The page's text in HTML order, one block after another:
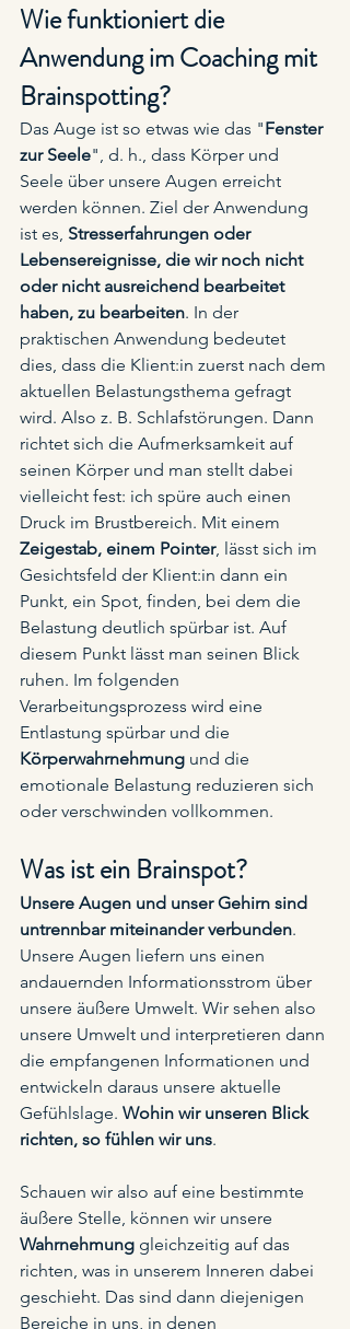
Wie funktioniert die
Anwendung im Coaching mit
Brainspotting?
Das Auge ist so etwas wie das "Fenster
zur Seele", d. h., dass Körper und
Seele über unsere Augen erreicht
werden können. Ziel der Anwendung
ist es, Stresserfahrungen oder
Lebensereignisse, die wir noch nicht
oder nicht ausreichend bearbeitet
haben, zu bearbeiten. In der
praktischen Anwendung bedeutet
dies, dass die Klient:in zuerst nach dem
aktuellen Belastungsthema gefragt
wird. Also z. B. Schlafstörungen. Dann
richtet sich die Aufmerksamkeit auf
seinen Körper und man stellt dabei
vielleicht fest: ich spüre auch einen
Druck im Brustbereich. Mit einem
Zeigestab, einem Pointer, lässt sich im
Gesichtsfeld der Klient:in dann ein
Punkt, ein Spot, finden, bei dem die
Belastung deutlich spürbar ist. Auf
diesem Punkt lässt man seinen Blick
ruhen. Im folgenden
Verarbeitungsprozess wird eine
Entlastung spürbar und die
Körperwahrnehmung und die
emotionale Belastung reduzieren sich
oder verschwinden vollkommen.
Was ist ein Brainspot?
Unsere Augen und unser Gehirn sind
untrennbar miteinander verbunden.
Unsere Augen liefern uns einen
andauernden Informationsstrom über
unsere äußere Umwelt. Wir sehen also
unsere Umwelt und interpretieren dann
die empfangenen Informationen und
entwickeln daraus unsere aktuelle
Gefühlslage. Wohin wir unseren Blick
richten, so fühlen wir uns.
Schauen wir also auf eine bestimmte
äußere Stelle, können wir unsere
Wahrnehmung gleichzeitig auf das
richten, was in unserem Inneren dabei
geschieht. Das sind dann diejenigen
Bereiche in uns, in denen